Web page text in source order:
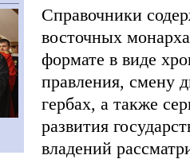
Справочники
восточных
формате в виде
правления, смену
гербах, а также
развития
владений